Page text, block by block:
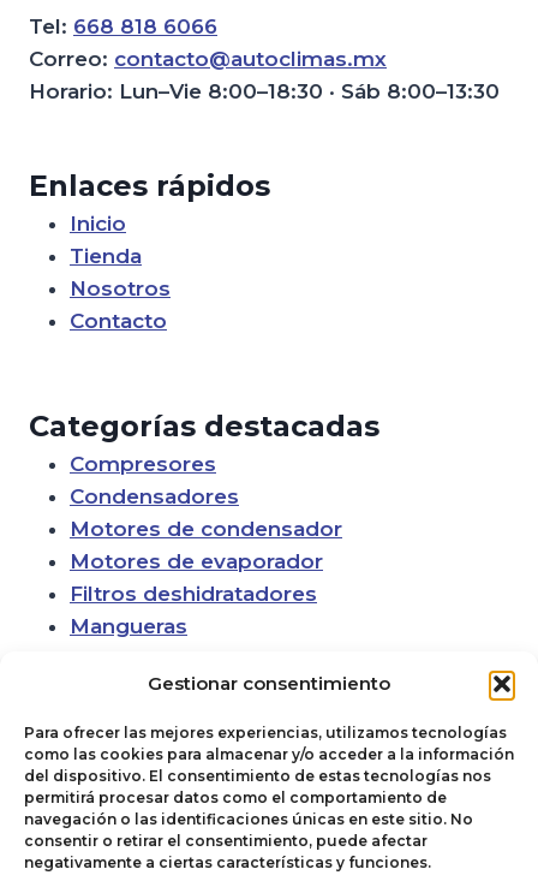
Gestionar consentimiento
Para ofrecer las mejores experiencias, utilizamos tecnologías
como las cookies para almacenar y/o acceder a la información
del dispositivo. El consentimiento de estas tecnologías nos
permitirá procesar datos como el comportamiento de
navegación o las identificaciones únicas en este sitio. No
consentir o retirar el consentimiento, puede afectar
negativamente a ciertas características y funciones.
Tel: 668 818 6066
Correo: contacto@autoclimas.mx
Horario: Lun–Vie 8:00–18:30 · Sáb 8:00–13:30
Enlaces rápidos
Inicio
Tienda
Nosotros
Contacto
Categorías destacadas
Compresores
Condensadores
Motores de condensador
Motores de evaporador
Filtros deshidratadores
Mangueras